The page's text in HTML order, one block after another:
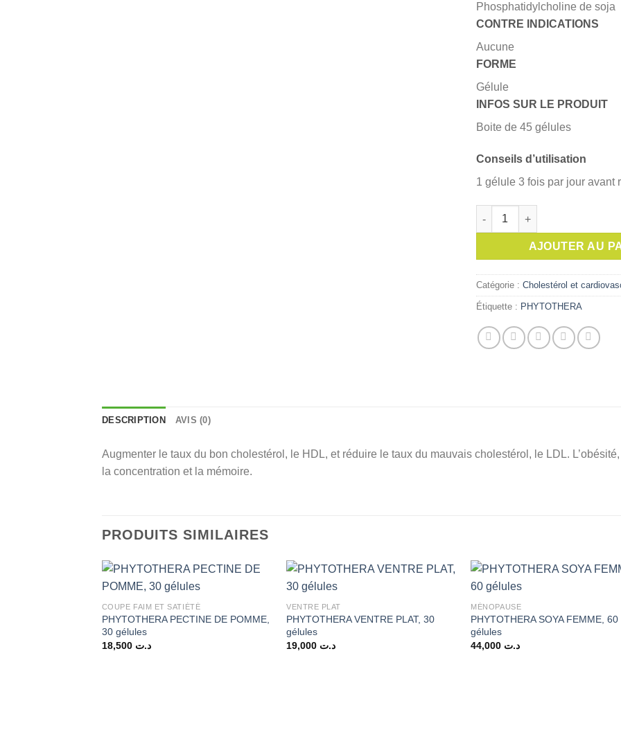
Phosphatidylcholine de soja
CONTRE INDICATIONS
Aucune
FORME
Gélule
INFOS SUR LE PRODUIT
Boite de 45 gélules
Conseils d’utilisation
1 gélule 3 fois par jour avant
quantité de Phytothera
AJOUTER AU
Catégorie : Cholestérol et
Étiquette : PHYTOTHERA
DESCRIPTION AVIS (0)
Augmenter le taux du bon cholestérol, le HDL, et réduire le taux du mauvais cholestérol, le LDL.
la concentration et la mémoire.
PRODUITS SIMILAIRES
COUPE FAIM ET SATIÉTÉ
PHYTOTHERA PECTINE DE POMME,
30 gélules
د.ت 18,500
VENTRE PLAT
PHYTOTHERA VENTRE PLAT, 30
gélules
د.ت
MÉNOPAUSE
PHYTOTHERA SOYA FEMME, 60
gélules
د.ت